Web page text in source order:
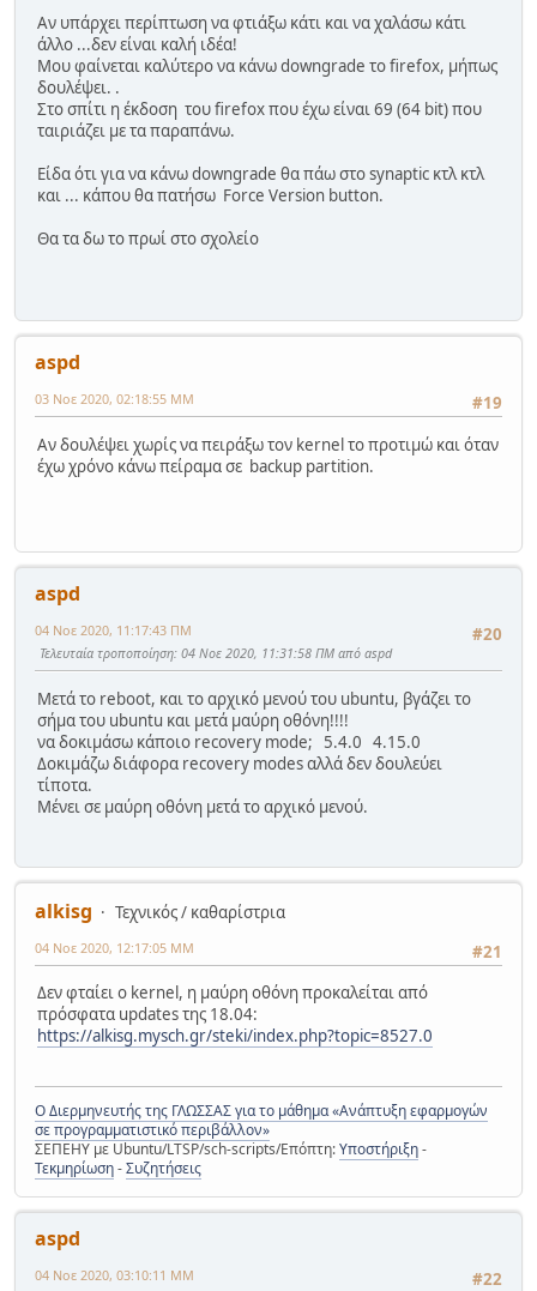
Αν υπάρχει περίπτωση να φτιάξω κάτι και να χαλάσω κάτι
άλλο ...δεν είναι καλή ιδέα!
Μου φαίνεται καλύτερο να κάνω downgrade το firefox, μήπως
δουλέψει. .
Στο σπίτι η έκδοση του firefox που έχω είναι 69 (64 bit) που
ταιριάζει με τα παραπάνω.
Είδα ότι για να κάνω downgrade θα πάω στο synaptic κτλ κτλ
και ... κάπου θα πατήσω Force Version button.
Θα τα δω το πρωί στο σχολείο
aspd
#19
03 Νοε 2020, 02:18:55 ΜΜ
Αν δουλέψει χωρίς να πειράξω τον kernel το προτιμώ και όταν
έχω χρόνο κάνω πείραμα σε backup partition.
aspd
#20
04 Νοε 2020, 11:17:43 ΠΜ
Τελευταία τροποποίηση: 04 Νοε 2020, 11:31:58 ΠΜ από aspd
Μετά το reboot, και το αρχικό μενού του ubuntu, βγάζει το
σήμα του ubuntu και μετά μαύρη οθόνη!!!!
να δοκιμάσω κάποιο recovery mode; 5.4.0 4.15.0
Δοκιμάζω διάφορα recovery modes αλλά δεν δουλεύει
τίποτα.
Μένει σε μαύρη οθόνη μετά το αρχικό μενού.
alkisg
Τεχνικός / καθαρίστρια
#21
04 Νοε 2020, 12:17:05 ΜΜ
Δεν φταίει ο kernel, η μαύρη οθόνη προκαλείται από
πρόσφατα updates της 18.04:
https://alkisg.mysch.gr/steki/index.php?topic=8527.0
Ο Διερμηνευτής της ΓΛΩΣΣΑΣ για το μάθημα «Ανάπτυξη εφαρμογών
σε προγραμματιστικό περιβάλλον»
ΣΕΠΕΗΥ με Ubuntu/LTSP/sch-scripts/Επόπτη:Υποστήριξη-
Τεκμηρίωση-Συζητήσεις
aspd
#22
04 Νοε 2020, 03:10:11 ΜΜ